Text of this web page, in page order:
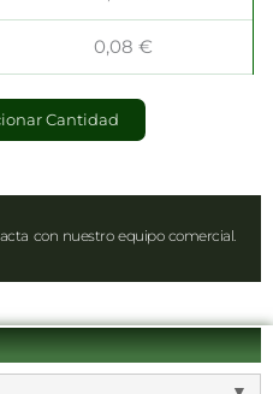
0,08€
Cantidad
con nuestro equipo comercial.